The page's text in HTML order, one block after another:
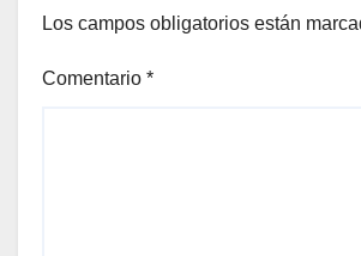
Los campos obligatorios están
Comentario *